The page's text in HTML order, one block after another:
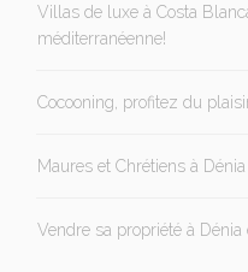
Villas de luxe à Costa
méditerranéenne!
Cocooning, profitez du
Maures et Chrétiens à Dénia
Vendre sa propriété à